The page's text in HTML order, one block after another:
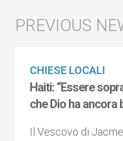
CHIESE LOCALI
Haiti: “Essere
che Dio ha ancora
Il Vescovo di